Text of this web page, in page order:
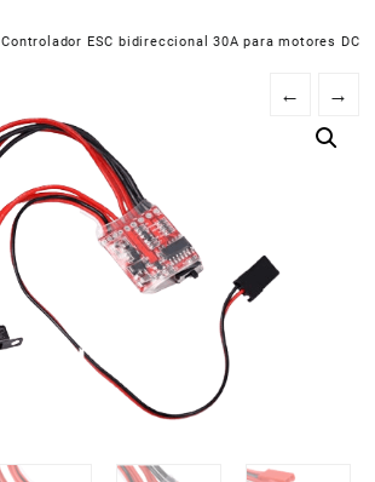
Controlador ESC bidireccional 30A para motores DC
← →